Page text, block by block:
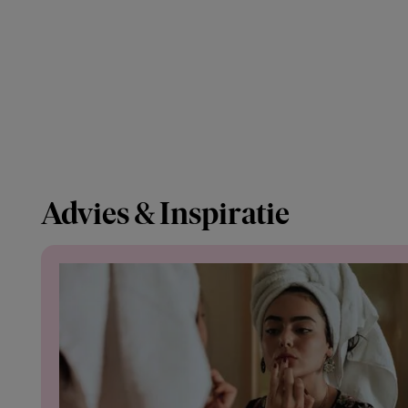
Advies & Inspiratie